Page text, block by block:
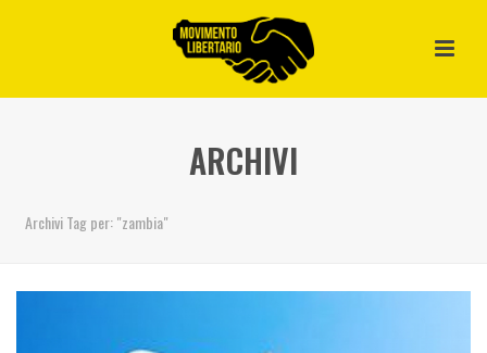
ARCHIVI
Archivi Tag per: "zambia"